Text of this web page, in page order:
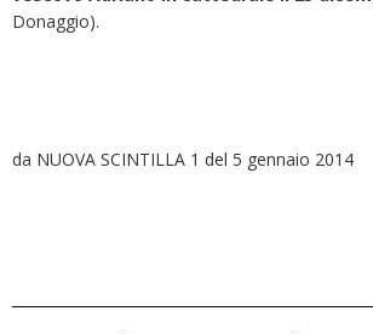
Donaggio).
da NUOVA SCINTILLA 1 del 5 gennaio 2014